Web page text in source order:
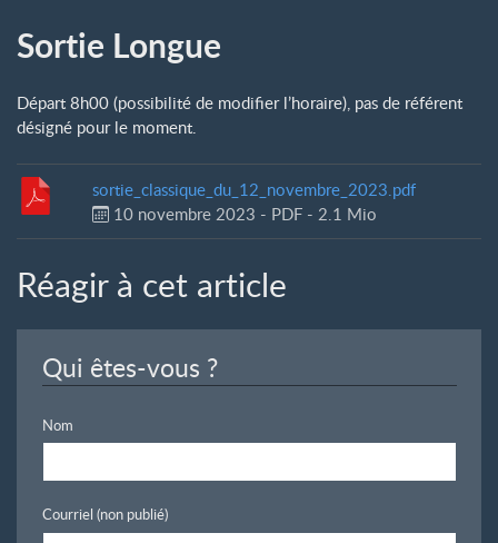
Sortie Longue
Départ 8h00 (possibilité de modifier l’horaire), pas de référent
désigné pour le moment.
sortie_classique_du_12_novembre_2023.pdf
10 novembre 2023 - PDF- 2.1 Mio
Réagir à cet article
Qui êtes-vous ?
Nom
Courriel (non publié)